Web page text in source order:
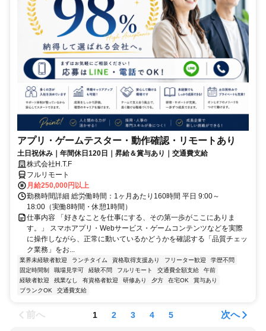
アプリ・ゲームテスター・動作確認・リモートあり
土日祝休み｜年間休日120日｜昇給＆賞与あり｜交通費支給
株式会社H.T.F
フルリモート
月給250,000円以上
勤務時間詳細 総労働時間：1ヶ月あたり160時間 平日 9:00～
18:00（実働8時間・休憩1時間）
仕事内容 「好きなことを仕事にする、その第一歩がここにありま
す。」 スマホアプリ・Webサービス・ゲームコンテンツなどを実際
に操作しながら、正常に動いているかどうかを確認する「品質チェッ
ク業務」をお...
業界未経験者歓迎 ランチタイム 資格取得支援あり フリーター歓迎
学歴不問
固定時間制
職場見学可 経験不問 フルリモート 交通費全額支給
午前
経験者歓迎
残業なし 有資格者歓迎 研修あり 夕方 在宅OK
賞与あり
ブランクOK
交通費支給
前へ 1 2 3 4 5 次へ